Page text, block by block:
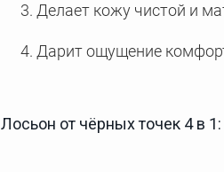
Делает кожу чистой и
Дарит ощущение
Лосьон от чёрных точек 4 в 1: